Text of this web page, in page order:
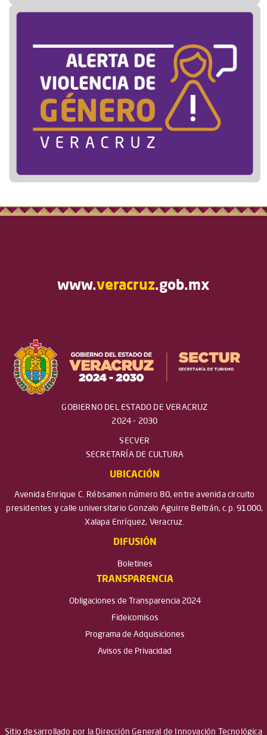
www.veracruz.gob.mx
GOBIERNO DEL ESTADO DE VERACRUZ
2024 - 2030
SECVER
SECRETARÍA DE CULTURA
UBICACIÓN
Avenida Enrique C. Rébsamen número 80, entre avenida circuito
presidentes y calle universitario Gonzalo Aguirre Beltrán, c.p. 91000,
Xalapa Enríquez, Veracruz.
DIFUSIÓN
Boletines
TRANSPARENCIA
Obligaciones de Transparencia 2024
Fideicomisos
Programa de Adquisiciones
Avisos de Privacidad
Sitio desarrollado por la Dirección General de Innovación Tecnológica